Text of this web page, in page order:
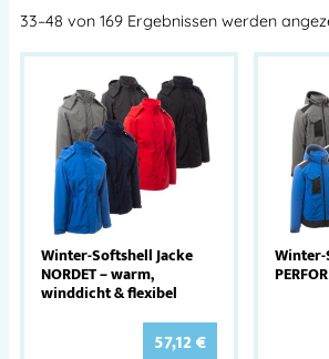
33–48 von 169 Ergebnissen werden
Winter-Softshell Jacke
NORDET – warm,
winddicht & flexibel
57,12€